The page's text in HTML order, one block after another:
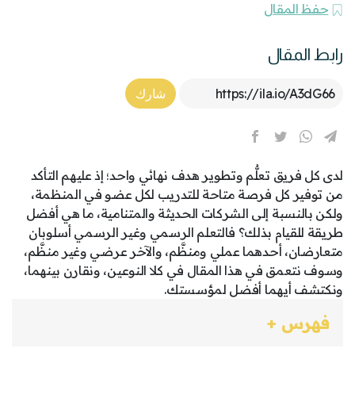
حفظ المقال
رابط المقال
Article Link
شارك
لدى كل فريق تعلُّم وتطوير هدف نهائي واحد؛ إذ عليهم التأكد
من توفير كل فرصة متاحة للتدريب لكل عضو في المنظمة،
ولكن بالنسبة إلى الشركات الحديثة والمتنامية، ما هي أفضل
طريقة للقيام بذلك؟ فالتعلم الرسمي وغير الرسمي أسلوبان
متعارضان، أحدهما عملي ومنظَّم، والآخر عرضي وغير منظَّم،
وسوف نتعمق في هذا المقال في كلا النوعين، ونقارن بينهما،
ونكتشف أيهما أفضل لمؤسستك.
فهرس +